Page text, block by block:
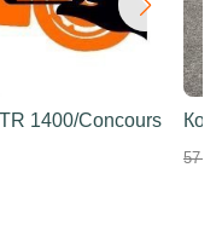
1400/Concours
57